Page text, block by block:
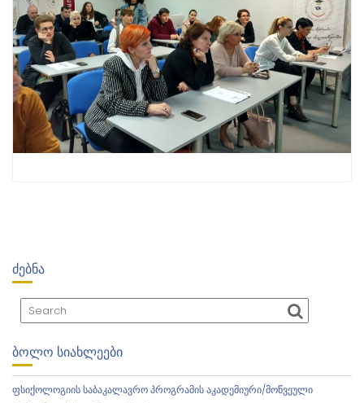
ᲫᲔᲑᲜᲐ
ᲑᲝᲚᲝ ᲡᲘᲐᲮᲚᲔᲔᲑᲘ
ფსიქოლოგიის საბაკალავრო პროგრამის აკადემიური/მოწვეული